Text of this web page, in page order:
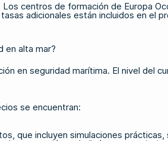
centros de formación de Europa
adicionales están incluidos en el
en alta mar?
en seguridad marítima. El nivel
se encuentran:
que incluyen simulaciones